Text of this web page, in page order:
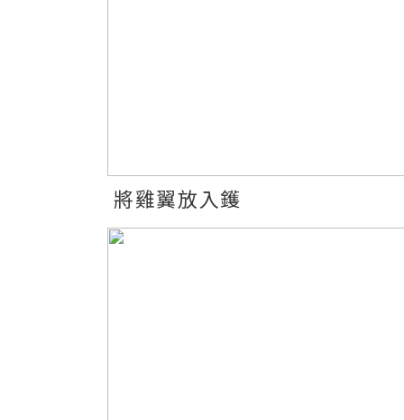
將雞翼放入鑊